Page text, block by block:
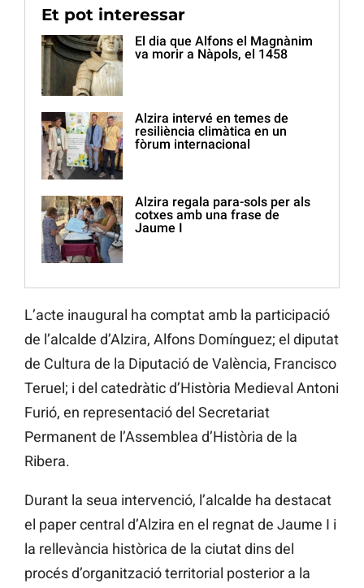
Et pot interessar
El dia que Alfons el Magnànim
va morir a Nàpols, el 1458
Alzira intervé en temes de
resiliència climàtica en un
fòrum internacional
Alzira regala para-sols per als
cotxes amb una frase de
Jaume I
L’acte inaugural ha comptat amb la participació
de l’alcalde d’Alzira, Alfons Domínguez; el diputat
de Cultura de la Diputació de València, Francisco
Teruel; i del catedràtic d’Història Medieval Antoni
Furió, en representació del Secretariat
Permanent de l’Assemblea d’Història de la
Ribera.
Durant la seua intervenció, l’alcalde ha destacat
el paper central d’Alzira en el regnat de Jaume I i
la rellevància històrica de la ciutat dins del
procés d’organització territorial posterior a la